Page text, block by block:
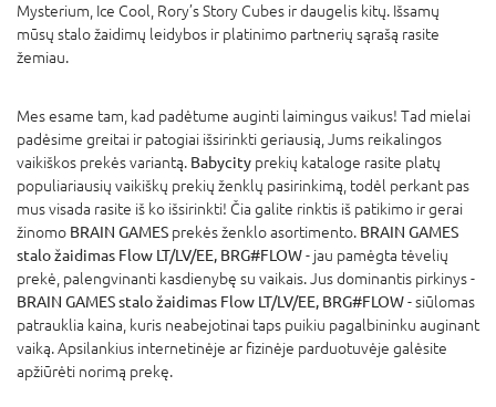
Mysterium, Ice Cool, Rory’s Story Cubes ir daugelis kitų. Išsamų
mūsų stalo žaidimų leidybos ir platinimo partnerių sąrašą rasite
žemiau.
Mes esame tam, kad padėtume auginti laimingus vaikus! Tad mielai
padėsime greitai ir patogiai išsirinkti geriausią, Jums reikalingos
vaikiškos prekės variantą. Babycity prekių kataloge rasite platų
populiariausių vaikiškų prekių ženklų pasirinkimą, todėl perkant pas
mus visada rasite iš ko išsirinkti! Čia galite rinktis iš patikimo ir gerai
žinomo BRAIN GAMES prekės ženklo asortimento. BRAIN GAMES
stalo žaidimas Flow LT/LV/EE, BRG#FLOW- jau pamėgta tėvelių
prekė, palengvinanti kasdienybę su vaikais. Jus dominantis pirkinys -
BRAIN GAMES stalo žaidimas Flow LT/LV/EE, BRG#FLOW- siūlomas
patrauklia kaina, kuris neabejotinai taps puikiu pagalbininku auginant
vaiką. Apsilankius internetinėje ar fizinėje parduotuvėje galėsite
apžiūrėti norimą prekę.